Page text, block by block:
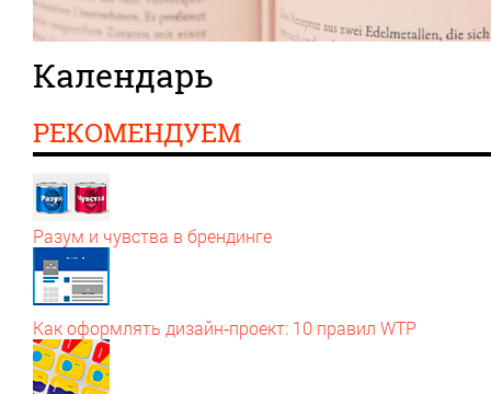
Календарь
РЕКОМЕНДУЕМ
Разум и чувства в брендинге
Как оформлять дизайн‑проект: 10 правил WTP